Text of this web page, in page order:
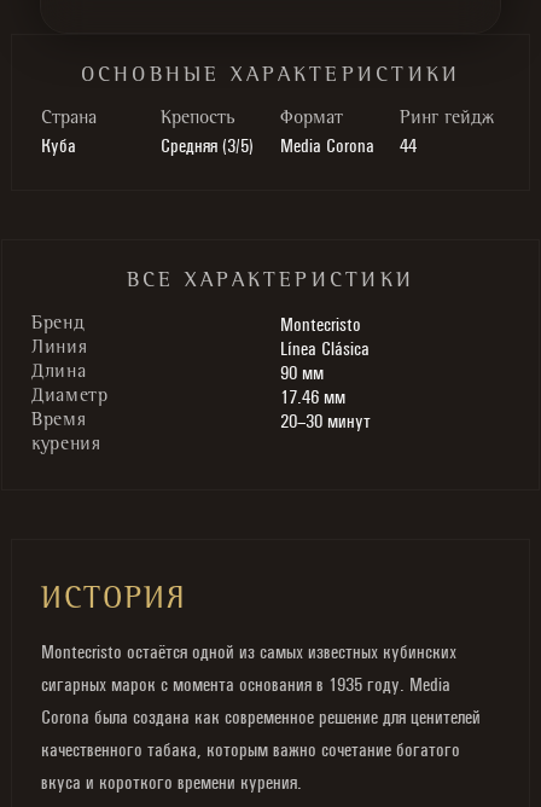
ОСНОВНЫЕ ХАРАКТЕРИСТИКИ
Cтрана
Куба
Крепость
Средняя (3/5)
Формат
Media Corona
Ринг гейдж
44
ВСЕ ХАРАКТЕРИСТИКИ
Бренд Montecristo
Линия Línea Clásica
Длина 90 мм
Диаметр 17.46 мм
Время
курения
20–30 минут
ИСТОРИЯ
Montecristo остаётся одной из самых известных кубинских
сигарных марок с момента основания в 1935 году. Media
Corona была создана как современное решение для ценителей
качественного табака, которым важно сочетание богатого
вкуса и короткого времени курения.